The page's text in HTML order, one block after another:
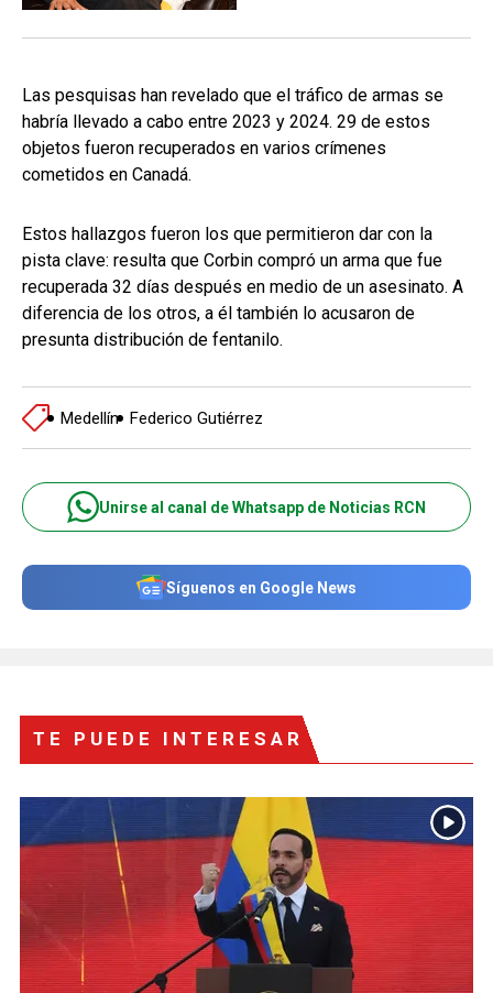
Las pesquisas han revelado que el tráfico de armas se
habría llevado a cabo entre 2023 y 2024. 29 de estos
objetos fueron recuperados en varios crímenes
cometidos en Canadá.
Estos hallazgos fueron los que permitieron dar con la
pista clave: resulta que Corbin compró un arma que fue
recuperada 32 días después en medio de un asesinato. A
diferencia de los otros, a él también lo acusaron de
presunta distribución de fentanilo.
Medellín Federico Gutiérrez
Unirse al canal de Whatsapp de Noticias RCN
Síguenos en Google News
TE PUEDE INTERESAR